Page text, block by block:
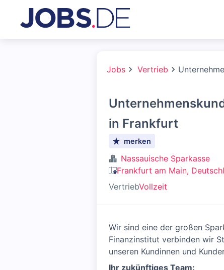
Jobs Vertrieb
in Frankfurt
merken
Nassauische Sparkasse
Frankfurt am Main,
VertriebVollzeit
Wir sind eine der großen
Finanzinstitut verbinden wir
unseren Kundinnen und
Ihr zukünftiges Team: